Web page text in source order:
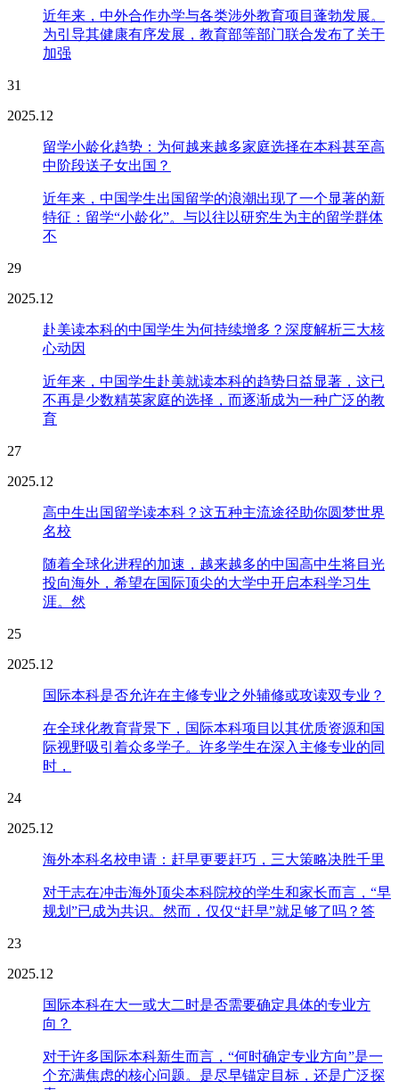
近年来，中外合作办学与各类涉外教育项目蓬勃发展。
为引导其健康有序发展，教育部等部门联合发布了关于
加强
31
2025.12
留学小龄化趋势：为何越来越多家庭选择在本科甚至高
中阶段送子女出国？
近年来，中国学生出国留学的浪潮出现了一个显著的新
特征：留学“小龄化”。与以往以研究生为主的留学群体
不
29
2025.12
赴美读本科的中国学生为何持续增多？深度解析三大核
心动因
近年来，中国学生赴美就读本科的趋势日益显著，这已
不再是少数精英家庭的选择，而逐渐成为一种广泛的教
育
27
2025.12
高中生出国留学读本科？这五种主流途径助你圆梦世界
名校
随着全球化进程的加速，越来越多的中国高中生将目光
投向海外，希望在国际顶尖的大学中开启本科学习生
涯。然
25
2025.12
国际本科是否允许在主修专业之外辅修或攻读双专业？
在全球化教育背景下，国际本科项目以其优质资源和国
际视野吸引着众多学子。许多学生在深入主修专业的同
时，
24
2025.12
海外本科名校申请：赶早更要赶巧，三大策略决胜千里
对于志在冲击海外顶尖本科院校的学生和家长而言，“早
规划”已成为共识。然而，仅仅“赶早”就足够了吗？答
23
2025.12
国际本科在大一或大二时是否需要确定具体的专业方
向？
对于许多国际本科新生而言，“何时确定专业方向”是一
个充满焦虑的核心问题。是尽早锚定目标，还是广泛探